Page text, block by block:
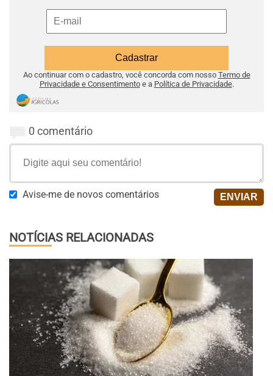
Ao continuar com o cadastro, você concorda com nosso Termo de
Privacidade e Consentimentoe a Política de Privacidade.
0 comentário
Avise-me de novos comentários
NOTÍCIAS RELACIONADAS